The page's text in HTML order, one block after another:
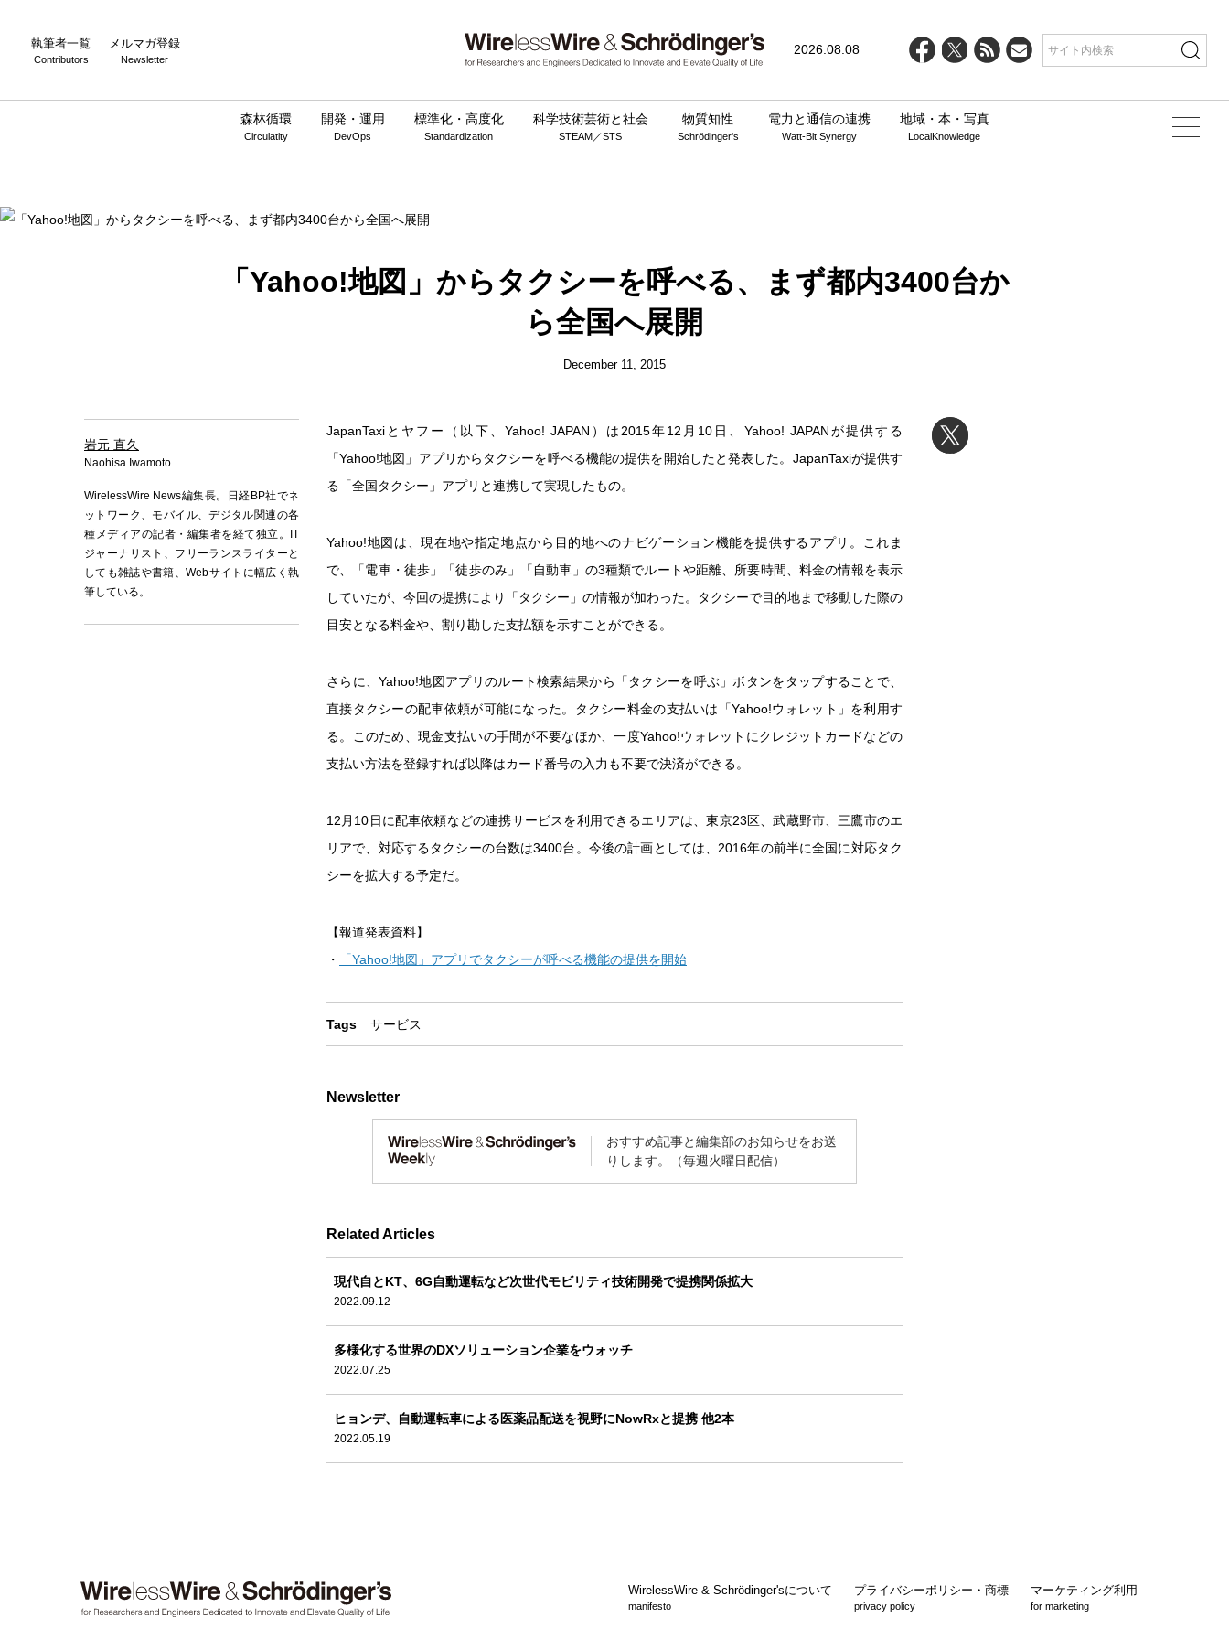
執筆者一覧
Contributors
メルマガ登録
Newsletter
2026.08.08
森林循環
Circulatity
開発・運用
DevOps
標準化・高度化
Standardization
科学技術芸術と社会
STEAM／STS
物質知性
Schrödinger's
電力と通信の連携
Watt-Bit Synergy
地域・本・写真
LocalKnowledge
Warning: Undefined array key 0 in /home/wwnstyle/wirelesswire.jp/public_html/wp-content/themes/wirelesswire_v3/functions.php
「Yahoo!地図」からタクシーを呼べる、まず都内3400台か
ら全国へ展開
December 11, 2015
岩元 直久
Naohisa Iwamoto
WirelessWire News編集長。日経BP社でネ
ットワーク、モバイル、デジタル関連の各
種メディアの記者・編集者を経て独立。IT
ジャーナリスト、フリーランスライターと
しても雑誌や書籍、Webサイトに幅広く執
筆している。
JapanTaxiとヤフー（以下、Yahoo! JAPAN）は2015年12月10日、Yahoo! JAPANが提供する
「Yahoo!地図」アプリからタクシーを呼べる機能の提供を開始したと発表した。JapanTaxiが提供す
る「全国タクシー」アプリと連携して実現したもの。
Yahoo!地図は、現在地や指定地点から目的地へのナビゲーション機能を提供するアプリ。これま
で、「電車・徒歩」「徒歩のみ」「自動車」の3種類でルートや距離、所要時間、料金の情報を表示
していたが、今回の提携により「タクシー」の情報が加わった。タクシーで目的地まで移動した際の
目安となる料金や、割り勘した支払額を示すことができる。
さらに、Yahoo!地図アプリのルート検索結果から「タクシーを呼ぶ」ボタンをタップすることで、
直接タクシーの配車依頼が可能になった。タクシー料金の支払いは「Yahoo!ウォレット」を利用す
る。このため、現金支払いの手間が不要なほか、一度Yahoo!ウォレットにクレジットカードなどの
支払い方法を登録すれば以降はカード番号の入力も不要で決済ができる。
12月10日に配車依頼などの連携サービスを利用できるエリアは、東京23区、武蔵野市、三鷹市のエ
リアで、対応するタクシーの台数は3400台。今後の計画としては、2016年の前半に全国に対応タク
シーを拡大する予定だ。
【報道発表資料】
・
「Yahoo!地図」アプリでタクシーが呼べる機能の提供を開始
Tags サービス
Newsletter
おすすめ記事と編集部のお知らせをお送
りします。（毎週火曜日配信）
Related Articles
現代自とKT、6G自動運転など次世代モビリティ技術開発で提携関係拡大
2022.09.12
多様化する世界のDXソリューション企業をウォッチ
2022.07.25
ヒョンデ、自動運転車による医薬品配送を視野にNowRxと提携 他2本
2022.05.19
WirelessWire & Schrödinger'sについて
manifesto
プライバシーポリシー・商標
privacy policy
マーケティング利用
for marketing